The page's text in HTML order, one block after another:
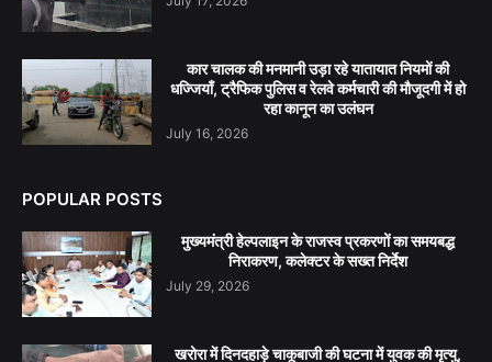
कार चालक की मनमानी उड़ा रहे यातायात नियमों की
धज्जियाँ, ट्रैफिक पुलिस व रेलवे कर्मचारी की मौजूदगी में हो
रहा कानून का उलंघन
July 16, 2026
POPULAR POSTS
मुख्यमंत्री हेल्पलाइन के राजस्व प्रकरणों का समयबद्ध
निराकरण, कलेक्टर के सख्त निर्देश
July 29, 2026
खरोरा में दिनदहाड़े चाकूबाजी की घटना में युवक की मृत्यु,